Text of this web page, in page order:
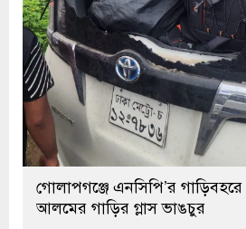
গোলাপগঞ্জে এনসিপি’র
আলমের গাড়ির গ্লাস ভাঙচুর